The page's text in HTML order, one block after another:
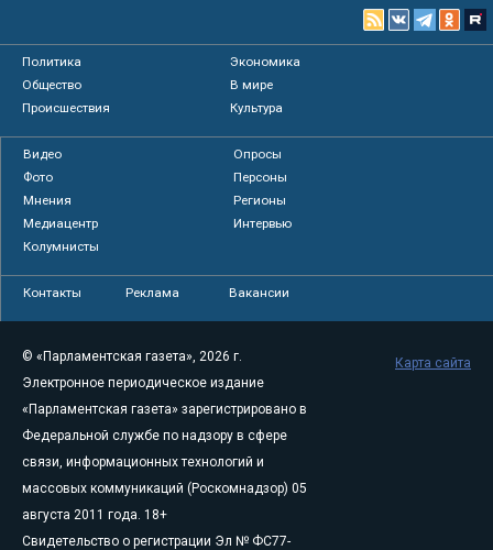
Политика
Экономика
Общество
В мире
Происшествия
Культура
Видео
Опросы
Фото
Персоны
Мнения
Регионы
Медиацентр
Интервью
Колумнисты
Контакты Реклама Вакансии
© «Парламентская газета», 2026 г.
Электронное периодическое издание
«Парламентская газета» зарегистрировано в
Федеральной службе по надзору в сфере
связи, информационных технологий и
массовых коммуникаций (Роскомнадзор) 05
августа 2011 года. 18+
Свидетельство о регистрации Эл № ФС77-
Карта сайта